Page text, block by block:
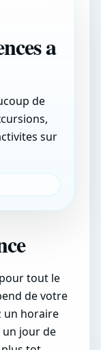
a
de
sur
tout le
de votre
un horaire
jour de